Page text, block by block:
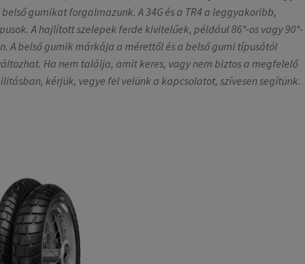
gumikat forgalmazunk. A 34G és a TR4 a leggyakoribb,
A hajlított szelepek ferde kivitelűek, például 86°-os vagy 90°-
A belső gumik márkája a mérettől és a belső gumi típusától
Ha nem találja, amit keres, vagy nem biztos a megfelelő
kérjük, vegye fel velünk a kapcsolatot, szívesen segítünk.